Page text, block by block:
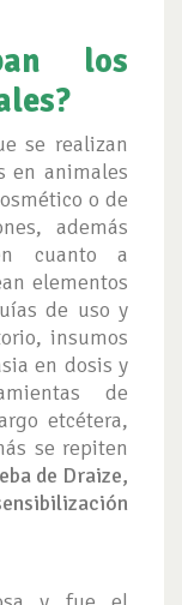
los
se realizan
en animales
o de
además
cuanto a
elementos
de uso y
insumos
en dosis y
de
etcétera,
se repiten
de Draize,